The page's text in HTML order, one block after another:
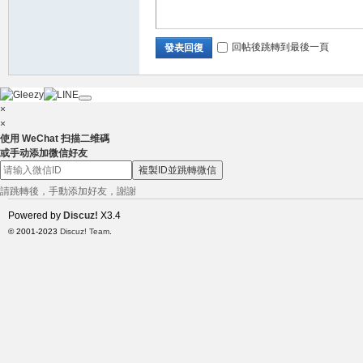
職
發表回復 回帖後跳轉到最後一頁
×
×
使用 WeChat 扫描二维碼
或手动添加微信好友
複製ID並跳轉微信
請跳轉後，手動添加好友，謝謝
Powered by Discuz! X3.4
© 2001-2023 Discuz! Team